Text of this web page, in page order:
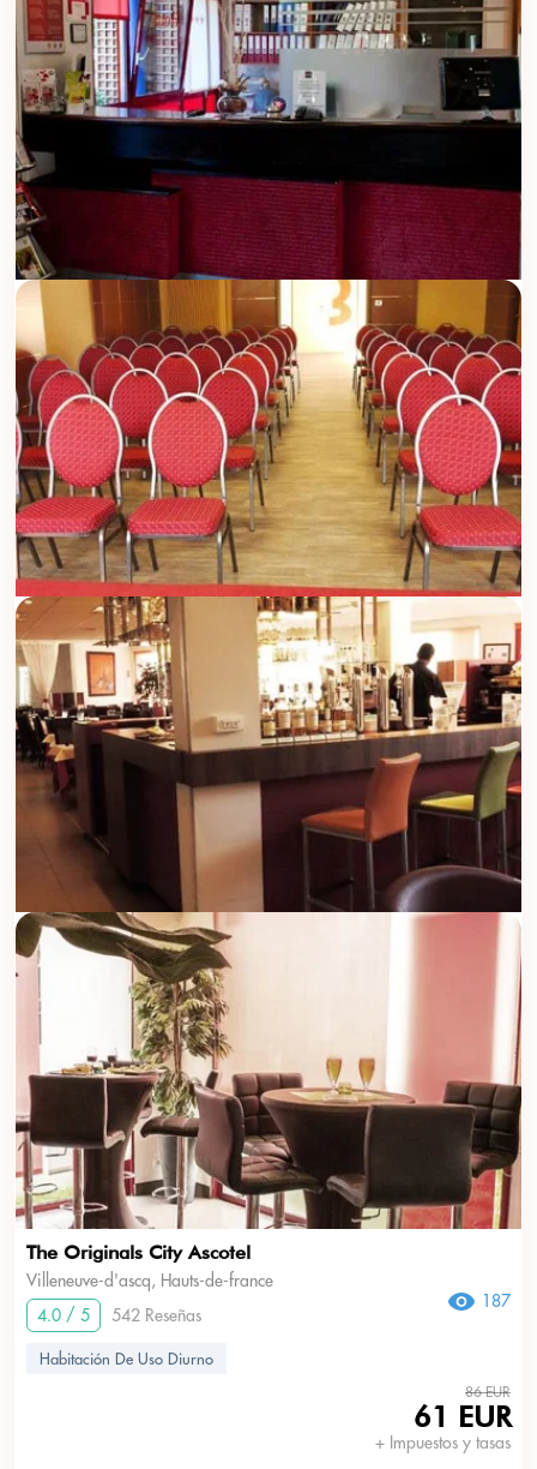
The Originals City Ascotel
Villeneuve-d'ascq, Hauts-de-france
4.0 / 5
542 Reseñas
187
Habitación De Uso Diurno
86 EUR
61 EUR
+ Impuestos y tasas